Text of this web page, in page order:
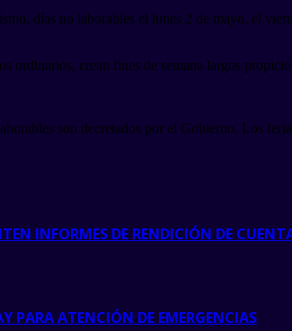
días no laborables el lunes 2 de mayo, el
ordinarios, crean fines de semana largos
son decretados por el Gobierno. Los
INFORMES DE RENDICIÓN DE
PARA ATENCIÓN DE EMERGENCIAS